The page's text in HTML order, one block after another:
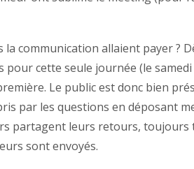
communication allaient payer ?
cette seule journée (le
Le public est donc bien
par les questions en déposant
partagent leurs retours, toujours
sont envoyés.